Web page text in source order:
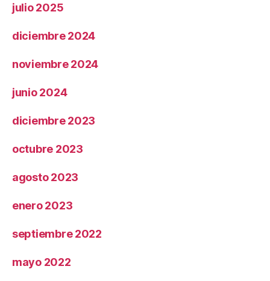
julio 2025
diciembre 2024
noviembre 2024
junio 2024
diciembre 2023
octubre 2023
agosto 2023
enero 2023
septiembre 2022
mayo 2022